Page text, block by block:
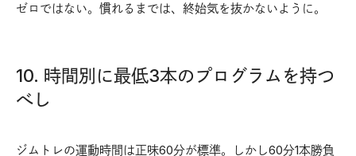
ゼロではない。慣れるまでは、終始気を抜かないように。
10. 時間別に最低3本のプログラムを持つ
べし
ジムトレの運動時間は正味60分が標準。しかし60分1本勝負